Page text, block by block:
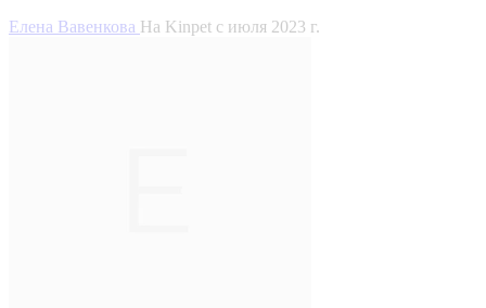
Елена Вавенкова На Kinpet c июля 2023 г.